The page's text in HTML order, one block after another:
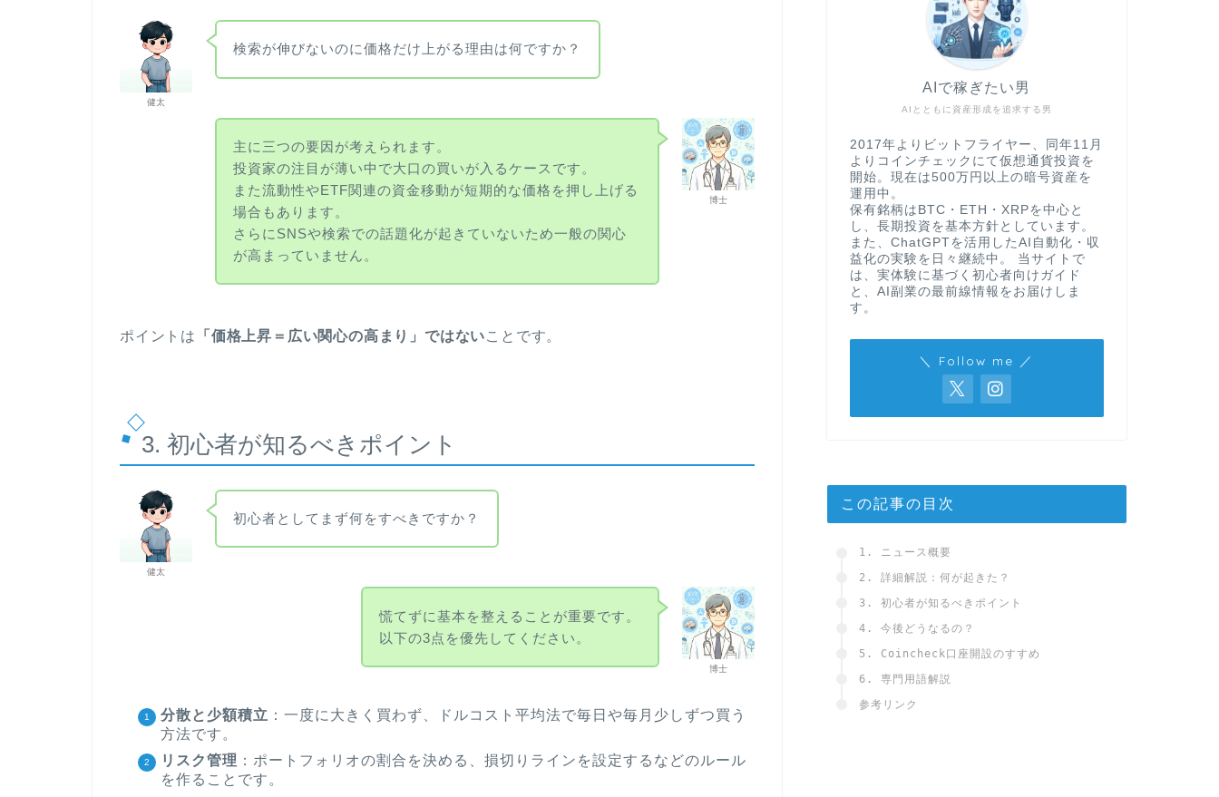
健太
検索が伸びないのに価格だけ上がる理由は何ですか？
博士
主に三つの要因が考えられます。
投資家の注目が薄い中で大口の買いが入るケースです。
また流動性やETF関連の資金移動が短期的な価格を押し上げる
場合もあります。
さらにSNSや検索での話題化が起きていないため一般の関心
が高まっていません。
ポイントは 「価格上昇＝広い関心の高まり」ではないことです。
3. 初心者が知るべきポイント
健太
初心者としてまず何をすべきですか？
博士
慌てずに基本を整えることが重要です。
以下の3点を優先してください。
分散と少額積立 ：一度に大きく買わず、ドルコスト平均法で毎日や毎月少しずつ買う
方法です。
リスク管理 ：ポートフォリオの割合を決める、損切りラインを設定するなどのルール
を作ることです。
AIとともに資産形成を追求する男
AIで稼ぎたい男
2017年よりビットフライヤー、同年11月
よりコインチェックにて仮想通貨投資を
開始。現在は500万円以上の暗号資産を
運用中。
保有銘柄はBTC・ETH・XRPを中心と
し、長期投資を基本方針としています。
また、ChatGPTを活用したAI自動化・収
益化の実験を日々継続中。 当サイトで
は、実体験に基づく初心者向けガイド
と、AI副業の最前線情報をお届けしま
す。
＼ Follow me ／
この記事の目次
1. ニュース概要
2. 詳細解説：何が起きた？
3. 初心者が知るべきポイント
4. 今後どうなるの？
5. Coincheck口座開設のすすめ
6. 専門用語解説
参考リンク